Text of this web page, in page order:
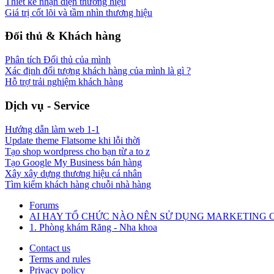
Giá trị cốt lõi và tầm nhìn thương hiệu
Đối thủ & Khách hàng
Phân tích Đối thủ của mình
Xác định đối tượng khách hàng của mình là gì ?
Hỗ trợ trải nghiệm khách hàng
Dịch vụ - Service
Hướng dẫn làm web 1-1
Update theme Flatsome khi lỗi thời
Tạo shop wordpress cho bạn từ a to z
Tạo Google My Business bán hàng
Xây xây dựng thương hiệu cá nhân
Tìm kiếm khách hàng chuỗi nhà hàng
Forums
AI HAY TỔ CHỨC NÀO NÊN SỬ DỤNG MARKETING
1. Phòng khám Răng - Nha khoa
Contact us
Terms and rules
Privacy policy